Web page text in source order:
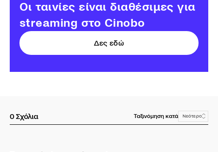
Οι ταινίες είναι διαθέσιμες για
streaming στο Cinobo
Δες εδώ
0 Σχόλια Ταξινόμηση κατά Νεότερο